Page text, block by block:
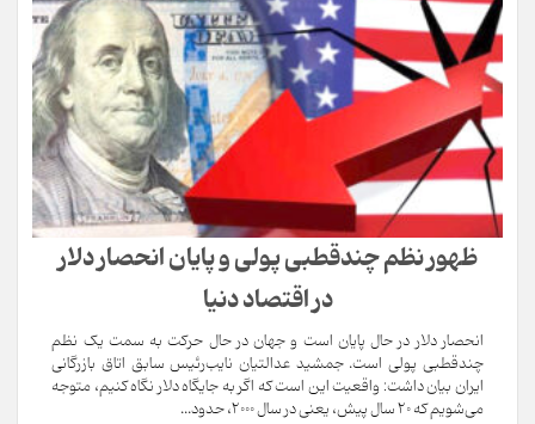
ظهور نظم چندقطبی پولی و پایان انحصار دلار
در اقتصاد دنیا
انحصار دلار در حال پایان است و جهان در حال حرکت به سمت یک نظم
چندقطبی پولی است. جمشید عدالتیان نایب‌رئیس سابق اتاق بازرگانی
ایران بیان داشت: واقعیت این است که اگر به جایگاه دلار نگاه کنیم، متوجه
می‌شویم که 20 سال پیش، یعنی در سال 2000، حدود...